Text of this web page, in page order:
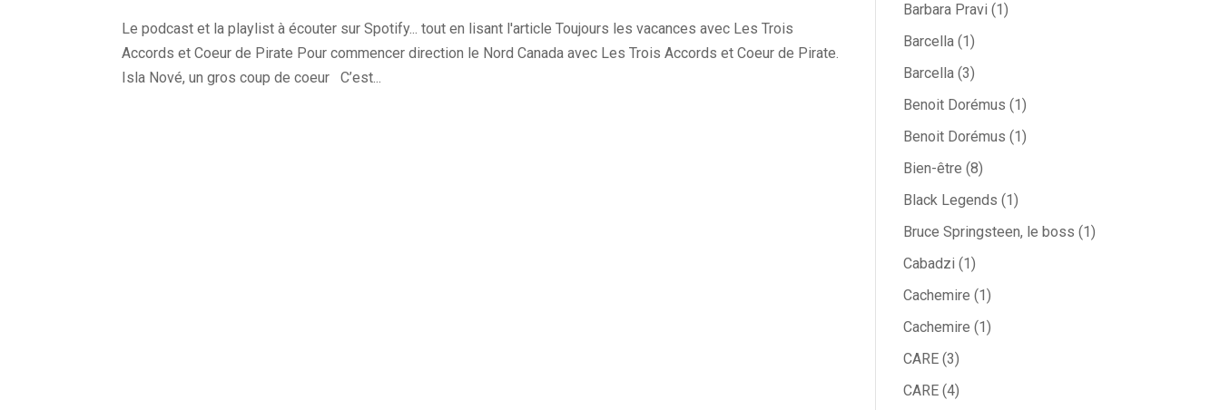
Le podcast et la playlist à écouter sur Spotify... tout en lisant l'article Toujours les vacances avec Les Trois
Accords et Coeur de Pirate Pour commencer direction le Nord Canada avec Les Trois Accords et Coeur de Pirate.
Isla Nové, un gros coup de coeur C’est...
Barbara Pravi (1)
Barcella(1)
Barcella(3)
Benoit Dorémus (1)
Benoit Dorémus (1)
Bien-être (8)
Black Legends (1)
Bruce Springsteen, le boss (1)
Cabadzi (1)
Cachemire (1)
Cachemire (1)
CARE(3)
CARE(4)